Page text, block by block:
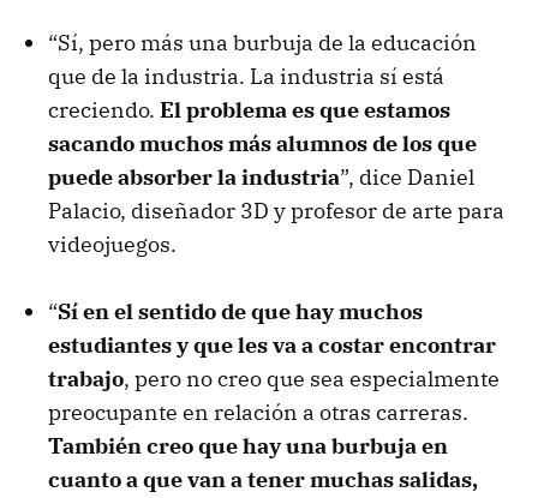
“Sí, pero más una burbuja de la educación
que de la industria. La industria sí está
creciendo. El problema es que estamos
sacando muchos más alumnos de los que
puede absorber la industria”, dice Daniel
Palacio, diseñador 3D y profesor de arte para
videojuegos.
“Sí en el sentido de que hay muchos
estudiantes y que les va a costar encontrar
trabajo, pero no creo que sea especialmente
preocupante en relación a otras carreras.
También creo que hay una burbuja en
cuanto a que van a tener muchas salidas,